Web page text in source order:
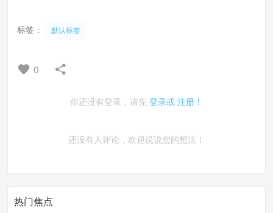
标签： 默认标签
0
你还没有登录，请先 登录或 注册！
还没有人评论，欢迎说说您的想法！
热门焦点